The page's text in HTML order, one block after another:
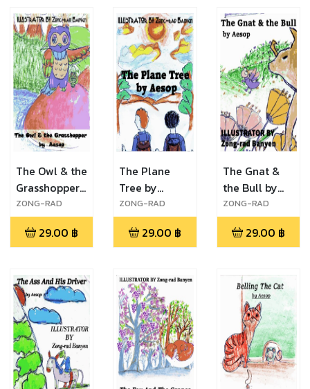
The Owl & the
Grasshopper
by Aesop
ZONG-RAD
Banyen
29.00 ฿
The Plane
Tree by
Aesop
ZONG-RAD
Banyen
29.00 ฿
The Gnat &
the Bull by
Aesop
ZONG-RAD
Banyen
29.00 ฿